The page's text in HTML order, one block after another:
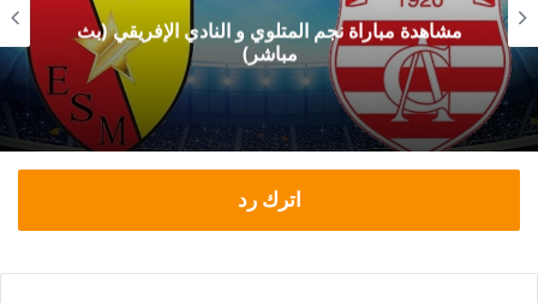
مشاهدة مباراة نجم المتلوي و النادي الإفريقي (بث
مباشر)
اترك رد